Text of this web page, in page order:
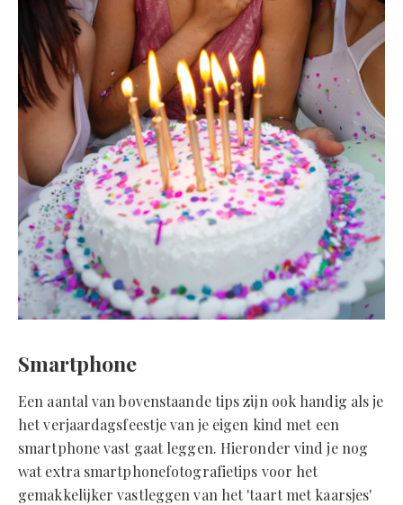
Smartphone
Een aantal van bovenstaande tips zijn ook handig als je
het verjaardagsfeestje van je eigen kind met een
smartphone vast gaat leggen. Hieronder vind je nog
wat extra smartphonefotografietips voor het
gemakkelijker vastleggen van het 'taart met kaarsjes'